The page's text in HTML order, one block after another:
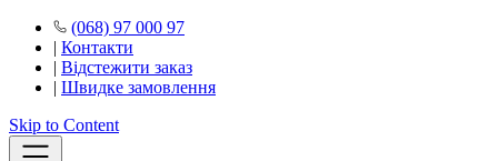
(068) 97 000 97
| Контакти
| Відстежити заказ
| Швидке замовлення
Skip to Content